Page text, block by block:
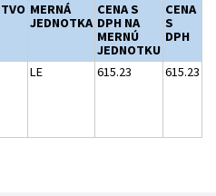
MERNÁ
JEDNOTKA
CENA S
DPH NA
MERNÚ
JEDNOTKU
CENA
S
DPH
LE 615.23 615.23